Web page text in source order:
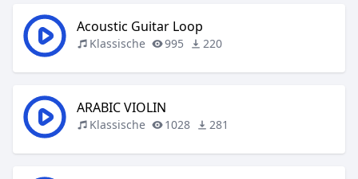
Acoustic Guitar Loop
Klassische 995 220
ARABIC VIOLIN
Klassische 1028 281